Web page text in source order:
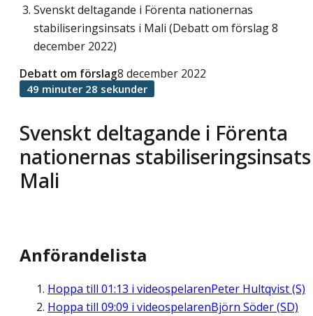
Svenskt deltagande i Förenta nationernas
stabiliseringsinsats i Mali (Debatt om förslag 8
december 2022)
Svenskt deltagande i Förenta
nationernas
Mali
Debatt om förslag8 december 2022
49 minuter 28 sekunder
Anförandelista
Hoppa till 01:13 i videospelarenPeter Hultqvist (S)
Hoppa till 09:09 i videospelarenBjörn Söder (SD)